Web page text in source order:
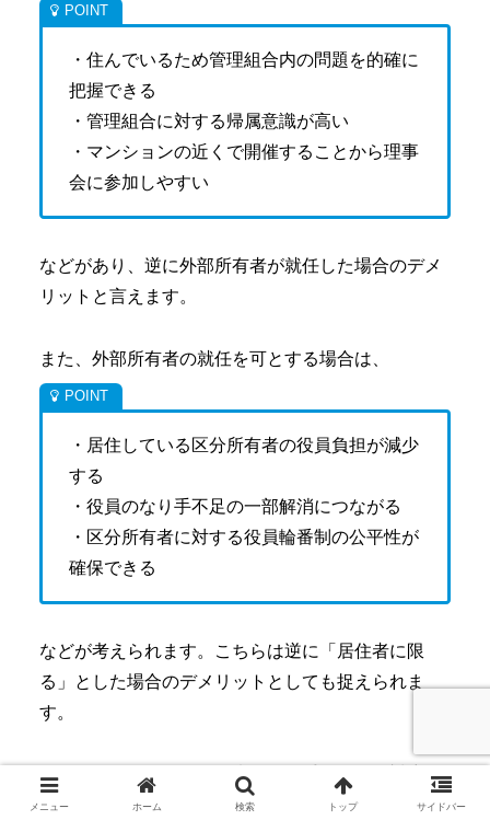
・住んでいるため管理組合内の問題を的確に
把握できる
・管理組合に対する帰属意識が高い
・マンションの近くで開催することから理事
会に参加しやすい
などがあり、逆に外部所有者が就任した場合のデメ
リットと言えます。
また、外部所有者の就任を可とする場合は、
・居住している区分所有者の役員負担が減少
する
・役員のなり手不足の一部解消につながる
・区分所有者に対する役員輪番制の公平性が
確保できる
などが考えられます。こちらは逆に「居住者に限
る」とした場合のデメリットとしても捉えられま
す。
したがって、こちらも将来のなり手不足への対応を
考える場合、縛りを付けない考え方は有効な手段で
メニュー ホーム 検索 トップ サイドバー